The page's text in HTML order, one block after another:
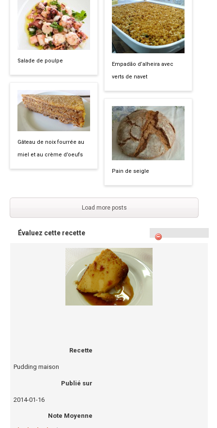
Salade de poulpe
Gâteau de noix fourrée au
miel et au crème d’oeufs
Empadão d’alheira avec
verts de navet
Pain de seigle
Load more posts
Évaluez cette recette
Recette
Pudding maison
Publié sur
2014-01-16
Note Moyenne